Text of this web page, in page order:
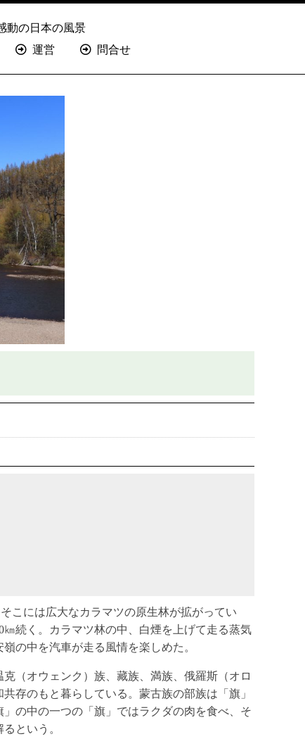
動の日本の風景
運営 問合せ
こには広大なカラマツの原生林が拡がってい
続く。カラマツ林の中、白煙を上げて走る蒸気
の中を汽車が走る風情を楽しめた。
（オウェンク）族、藏族、満族、俄羅斯（オロ
存のもと暮らしている。蒙古族の部族は「旗」
の中の一つの「旗」ではラクダの肉を食べ、そ
という。